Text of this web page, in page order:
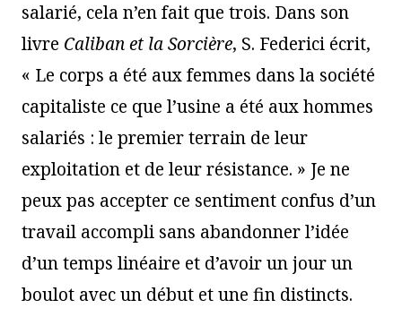
salarié, cela n’en fait que trois. Dans son
livre Caliban et la Sorcière, S. Federici écrit,
« Le corps a été aux femmes dans la société
capitaliste ce que l’usine a été aux hommes
salariés : le premier terrain de leur
exploitation et de leur résistance. » Je ne
peux pas accepter ce sentiment confus d’un
travail accompli sans abandonner l’idée
d’un temps linéaire et d’avoir un jour un
boulot avec un début et une fin distincts.